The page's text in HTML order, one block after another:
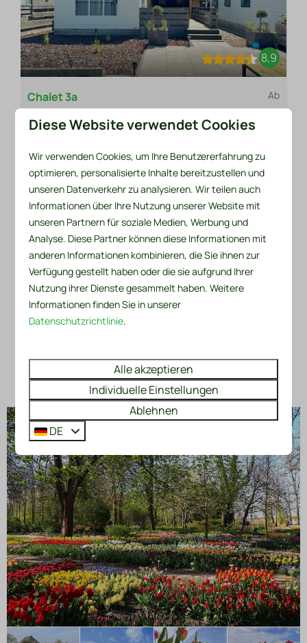
8,9
Ab
322 €
2 Personen
Chalet 3a
Niederlande, Nordholland, Sint Maarten
ruhige Lage
große Terrasse
haustierfreundlich
Ansehen
Diese Website verwendet Cookies
Wir verwenden Cookies, um Ihre Benutzererfahrung zu
optimieren, personalisierte Inhalte bereitzustellen und
unseren Datenverkehr zu analysieren. Wir teilen auch
Informationen über Ihre Nutzung unserer Website mit
unseren Partnern für soziale Medien, Werbung und
Analyse. Diese Partner können diese Informationen mit
anderen Informationen kombinieren, die Sie ihnen zur
Verfügung gestellt haben oder die sie aufgrund Ihrer
Nutzung ihrer Dienste gesammelt haben. Weitere
Informationen finden Sie in unserer
Datenschutzrichtlinie.
Alle akzeptieren
Individuelle Einstellungen
Ablehnen
DE